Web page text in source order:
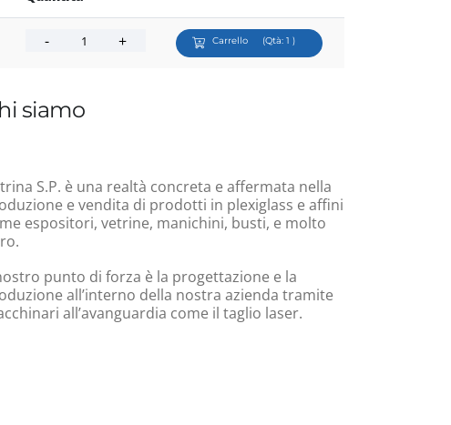
Carrello (Qtà:1 )
siamo
S.P. è una realtà concreta e affermata nella
e vendita di prodotti in plexiglass e affini
espositori, vetrine, manichini, busti, e molto
punto di forza è la progettazione e la
all’interno della nostra azienda tramite
all’avanguardia come il taglio laser.